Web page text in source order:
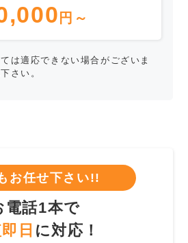
円～
は適応できない場合がございま
さい。
お任せ下さい!!
電話1本で
日 に対応！